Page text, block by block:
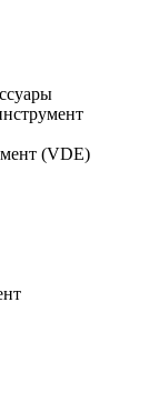
(VDE)